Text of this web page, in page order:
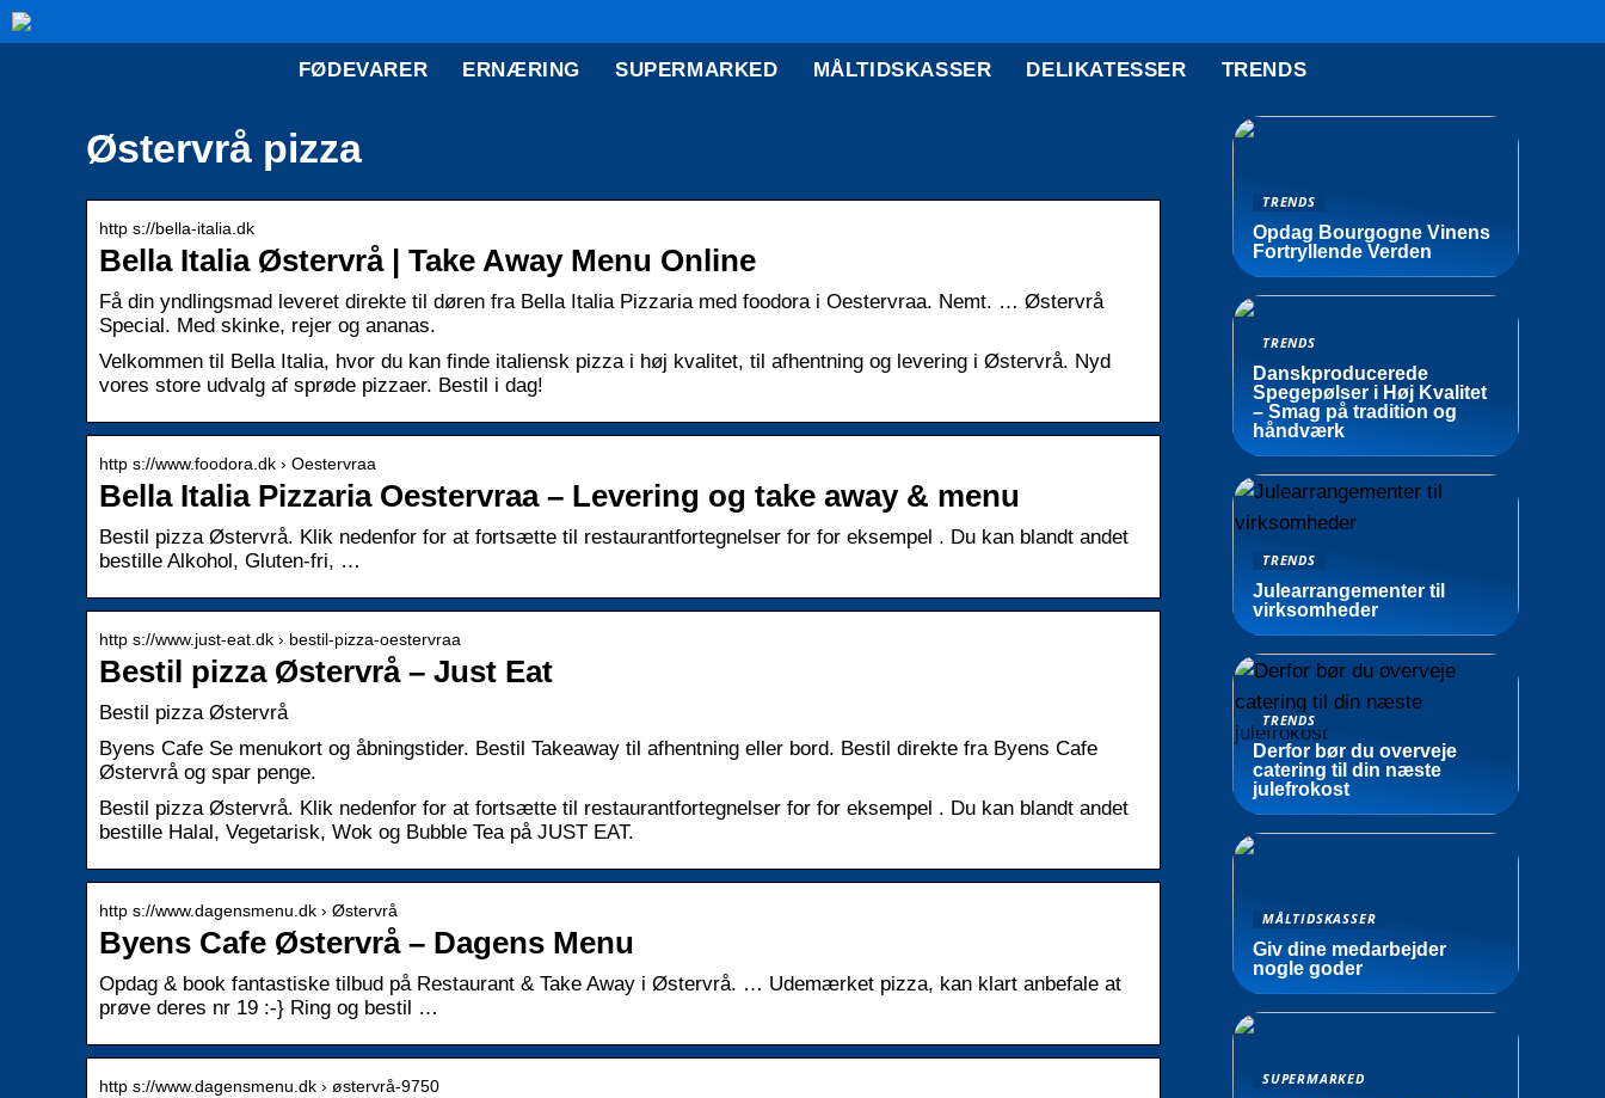
FØDEVARER ERNÆRING SUPERMARKED MÅLTIDSKASSER DELIKATESSER TRENDS
Østervrå pizza
http s://bella-italia.dk
Bella Italia Østervrå | Take Away Menu Online
Få din yndlingsmad leveret direkte til døren fra Bella Italia Pizzaria med foodora i Oestervraa. Nemt. … Østervrå
Special. Med skinke, rejer og ananas.
Velkommen til Bella Italia, hvor du kan finde italiensk pizza i høj kvalitet, til afhentning og levering i Østervrå. Nyd
vores store udvalg af sprøde pizzaer. Bestil i dag!
http s://www.foodora.dk › Oestervraa
Bella Italia Pizzaria Oestervraa – Levering og take away & menu
Bestil pizza Østervrå. Klik nedenfor for at fortsætte til restaurantfortegnelser for for eksempel . Du kan blandt andet
bestille Alkohol, Gluten-fri, …
http s://www.just-eat.dk › bestil-pizza-oestervraa
Bestil pizza Østervrå – Just Eat
Bestil pizza Østervrå
Byens Cafe Se menukort og åbningstider. Bestil Takeaway til afhentning eller bord. Bestil direkte fra Byens Cafe
Østervrå og spar penge.
Bestil pizza Østervrå. Klik nedenfor for at fortsætte til restaurantfortegnelser for for eksempel . Du kan blandt andet
bestille Halal, Vegetarisk, Wok og Bubble Tea på JUST EAT.
http s://www.dagensmenu.dk › Østervrå
Byens Cafe Østervrå – Dagens Menu
Opdag & book fantastiske tilbud på Restaurant & Take Away i Østervrå. … Udemærket pizza, kan klart anbefale at
prøve deres nr 19 :-} Ring og bestil …
http s://www.dagensmenu.dk › østervrå-9750
TRENDS
Opdag Bourgogne Vinens
Fortryllende Verden
TRENDS
Danskproducerede
Spegepølser i Høj Kvalitet
– Smag på tradition og
håndværk
TRENDS
Julearrangementer til
virksomheder
TRENDS
Derfor bør du overveje
catering til din næste
julefrokost
MÅLTIDSKASSER
Giv dine medarbejder
nogle goder
SUPERMARKED